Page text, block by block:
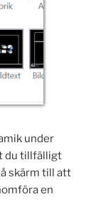
under
du tillfälligt
skärm till att
en